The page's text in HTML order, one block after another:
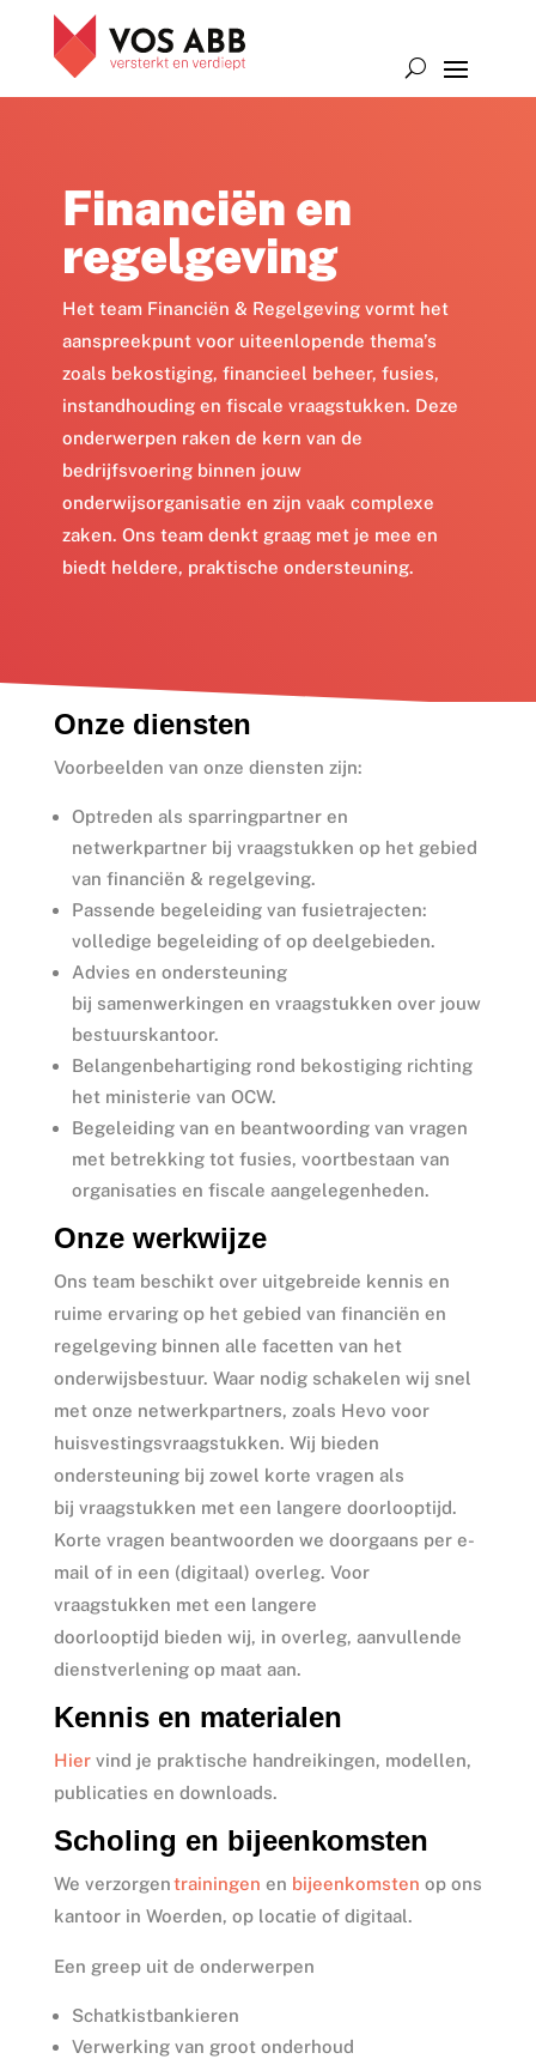
Financiën en
regelgeving
Het team Financiën & Regelgeving vormt het
aanspreekpunt voor uiteenlopende thema’s
zoals bekostiging, financieel beheer, fusies,
instandhouding en fiscale vraagstukken. Deze
onderwerpen raken de kern van de
bedrijfsvoering binnen jouw
onderwijsorganisatie en zijn vaak complexe
zaken. Ons team denkt graag met je mee en
biedt heldere, praktische ondersteuning.
Onze diensten
Voorbeelden van onze diensten zijn:
Optreden als sparringpartner en
netwerkpartner bij vraagstukken op het gebied
van financiën & regelgeving.
Passende begeleiding van fusietrajecten:
volledige begeleiding of op deelgebieden.
Advies en ondersteuning
bij samenwerkingen en vraagstukken over jouw
bestuurskantoor.
Belangenbehartiging rond bekostiging richting
het ministerie van OCW.
Begeleiding van en beantwoording van vragen
met betrekking tot fusies, voortbestaan van
organisaties en fiscale aangelegenheden.
Onze werkwijze
Ons team beschikt over uitgebreide kennis en
ruime ervaring op het gebied van financiën en
regelgeving binnen alle facetten van het
onderwijsbestuur. Waar nodig schakelen wij snel
met onze netwerkpartners, zoals Hevo voor
huisvestingsvraagstukken. Wij bieden
ondersteuning bij zowel korte vragen als
bij vraagstukken met een langere doorlooptijd.
Korte vragen beantwoorden we doorgaans per e-
mail of in een (digitaal) overleg. Voor
vraagstukken met een langere
doorlooptijd bieden wij, in overleg, aanvullende
dienstverlening op maat aan.
Kennis en materialen
Hiervind je praktische handreikingen, modellen,
publicaties en downloads.
Scholing en bijeenkomsten
We verzorgentrainingen en bijeenkomsten op ons
kantoor in Woerden, op locatie of digitaal.
Een greep uit de onderwerpen
Schatkistbankieren
Verwerking van groot onderhoud